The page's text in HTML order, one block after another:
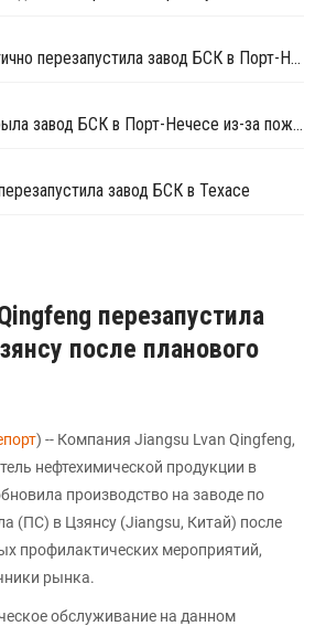
Lion Elastomers частично перезапустила завод БСК в Порт-Нечесе
Lion Elastomers закрыла завод БСК в Порт-Нечесе из-за пожара на комплексе TPC Group
завод БСК в Техасе
перезапустила
после планового
) -- Компания Jiangsu Lvan Qingfeng,
нефтехимической продукции в
производство на заводе по
(ПС) в Цзянсу (Jiangsu, Китай) после
профилактических мероприятий,
рынка.
обслуживание на данном